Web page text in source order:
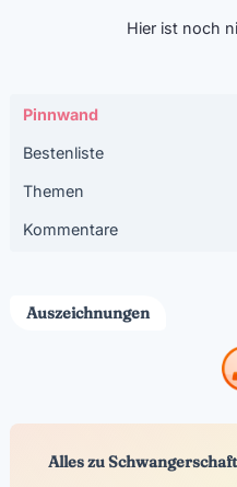
Hier ist noch
Pinnwand
Bestenliste
Themen
Kommentare
Auszeichnungen
Alles zu